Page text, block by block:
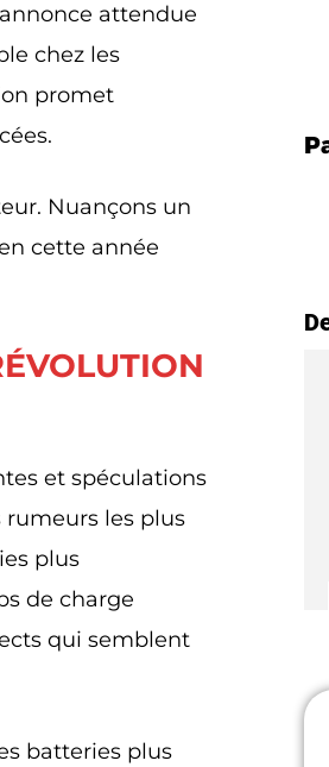
attendue
chez les
promet
Nuançons un
cette année
et spéculations
les plus
plus
de charge
qui semblent
batteries plus